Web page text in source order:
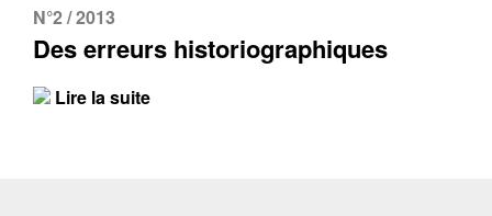
N°2 / 2013
Des erreurs historiographiques
Lire la suite